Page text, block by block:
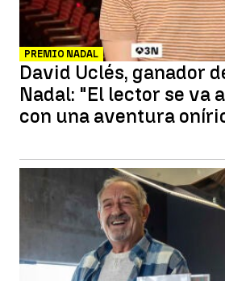
PREMIO NADAL
David Uclés, ganador
Nadal: "El lector se va
con una aventura